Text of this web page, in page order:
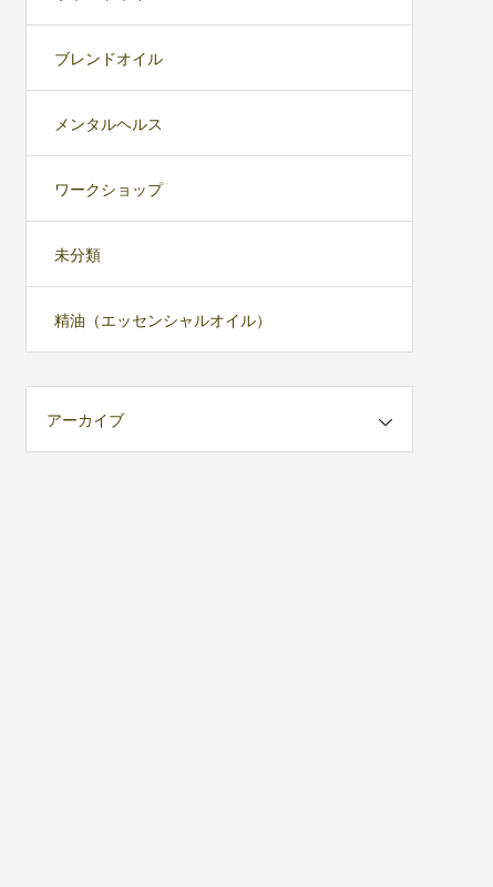
ブレンドオイル
メンタルヘルス
ワークショップ
未分類
精油（エッセンシャルオイル）
アーカイブ